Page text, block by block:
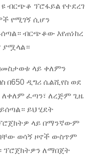
ብርጭቆ ፕሮፋይል የተደረገ
የሚገኝ ሲሆን
ብርጭቆው እየጠነከረ
ያሟላል።
ላይ ቀለምን
በ650 ዲግሪ ሴልሺየስ ወደ
ፈጣን፣ ለረጅም ጊዜ
ይህ ሂደት
ላይ በማንኛውም
ወሳኝ ዞኖች ውስጥም
ፕሮጀክትዎን ለማበጀት